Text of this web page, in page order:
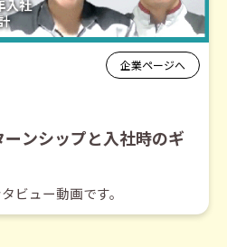
企業ページへ
ーンシップと入社時のギ
ビュー動画です。